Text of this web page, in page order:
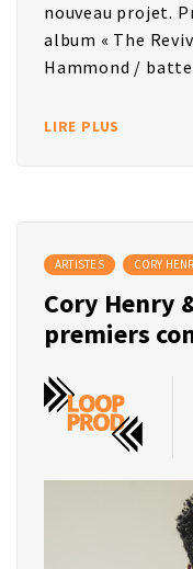
nouveau projet.
album « The
Hammond /
LIRE PLUS
ARTISTES CORY
Cory Henry
premiers